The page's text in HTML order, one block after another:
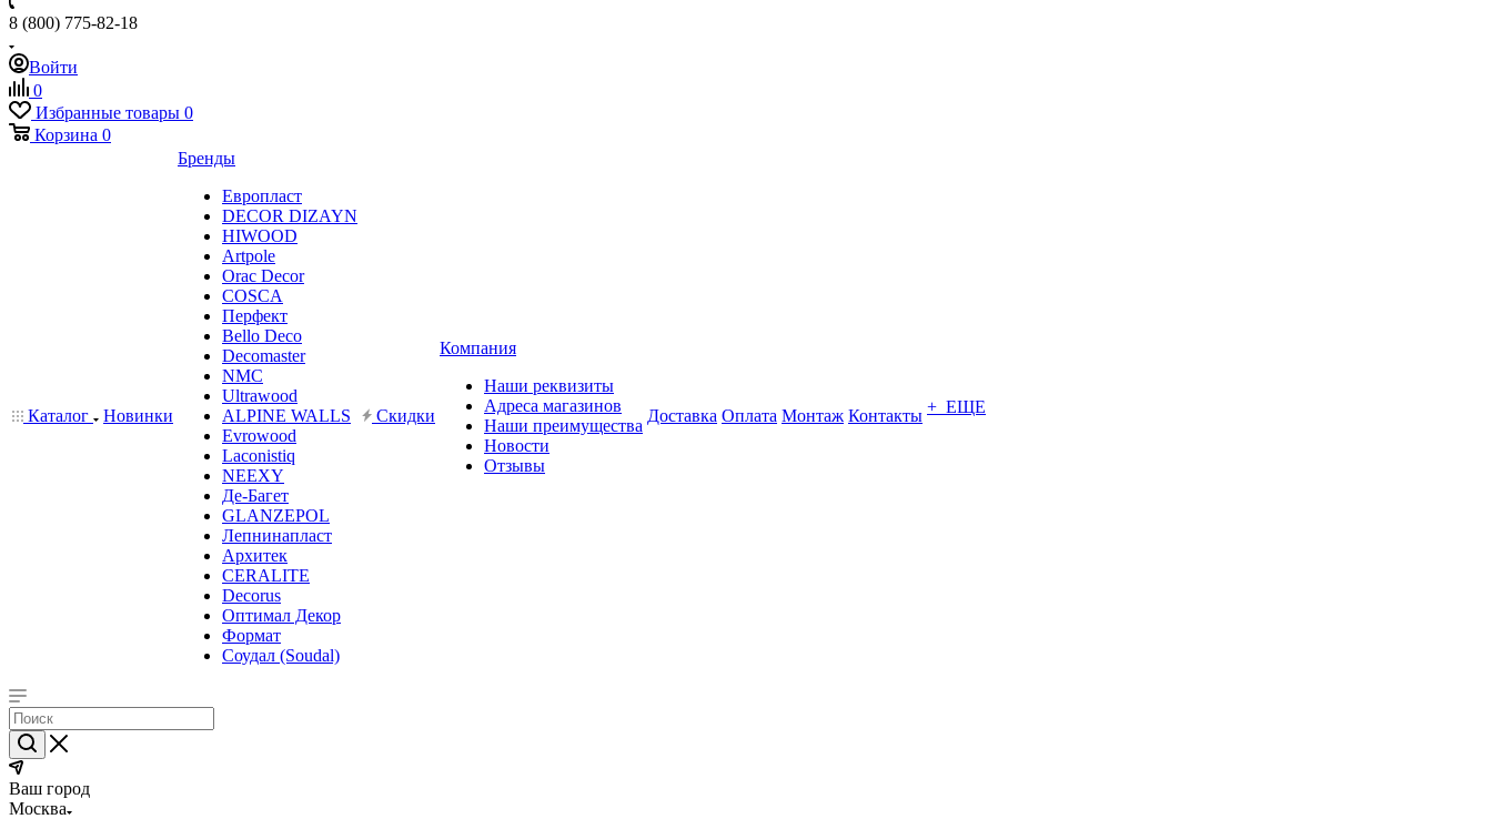
8 (800) 775-82-18
Войти
0
Избранные товары 0
Корзина 0
Каталог Новинки
Бренды
Европласт
DECOR DIZAYN
HIWOOD
Artpole
Orac Decor
COSCA
Перфект
Bello Deco
Decomaster
NMС
Ultrawood
ALPINE WALLS
Evrowood
Laconistiq
NEEXY
Де-Багет
GLANZEPOL
Лепнинапласт
Архитек
CERALITE
Decorus
Оптимал Декор
Формат
Соудал (Soudal)
Скидки
Компания
Наши реквизиты
Адреса магазинов
Наши преимущества
Новости
Отзывы
Доставка Оплата Монтаж Контакты + ЕЩЕ
Ваш город
Москва